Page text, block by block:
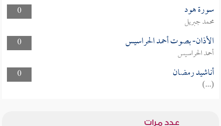
0
سورة هود
محمد جبريل
0
الأذان- بصوت أحمد الحراسيس
أحمد الحراسيس
0
أناشيد رمضان
(...)
عدد مرات